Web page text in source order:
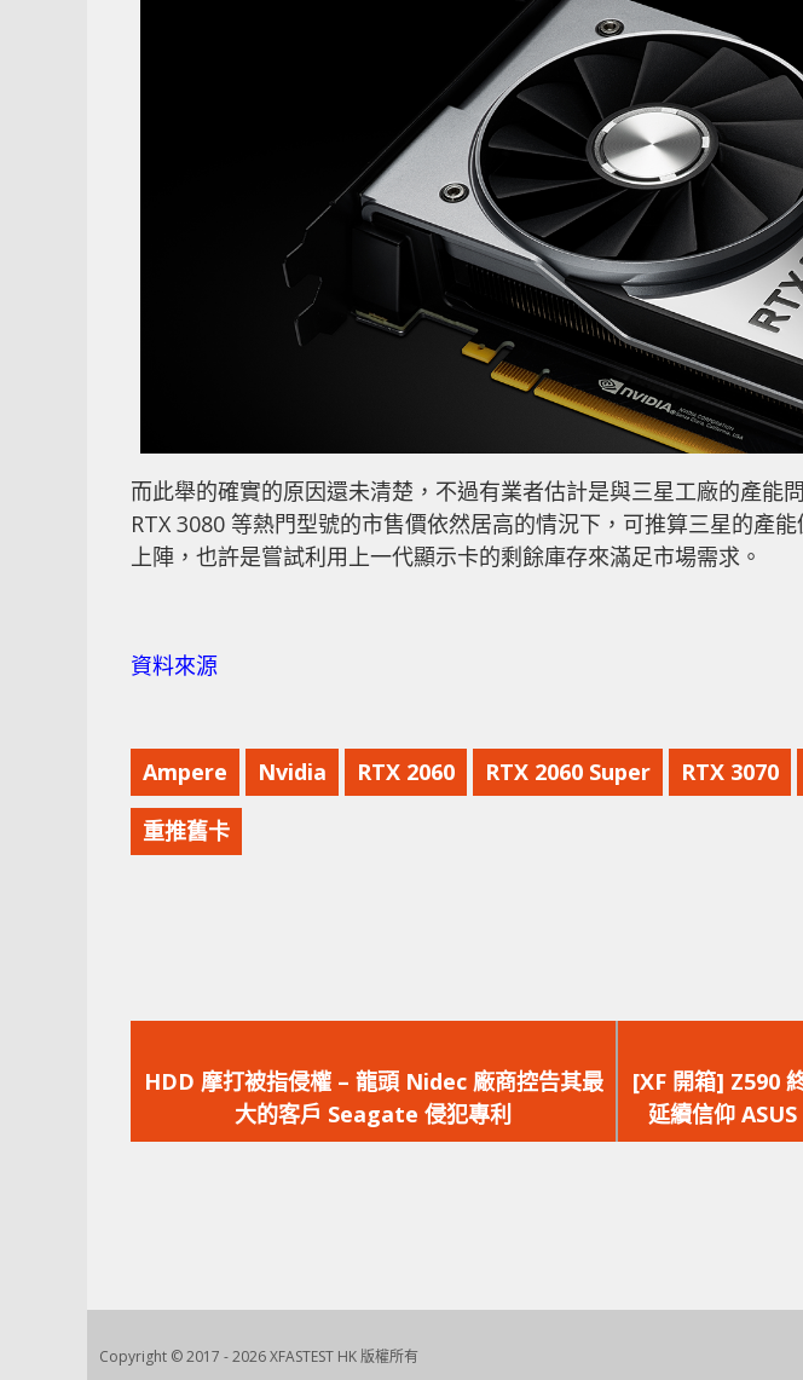
而此舉的確實的原因還未清楚，不過有業者估計是與三星工廠的產能
RTX 3080 等熱門型號的市售價依然居高的情況下，可推算三星的產
上陣，也許是嘗試利用上一代顯示卡的剩餘庫存來滿足市場需求。
資料來源
Ampere Nvidia RTX 2060 RTX 2060 Super RTX 3070
重推舊卡
一
篇
文
HDD 摩打被指侵權 – 龍頭 Nidec 廠商控告其最
大的客戶 Seagate 侵犯專利
[XF 開箱] Z590
延續信仰
Copyright © 2017 - 2026 XFASTEST HK 版權所有